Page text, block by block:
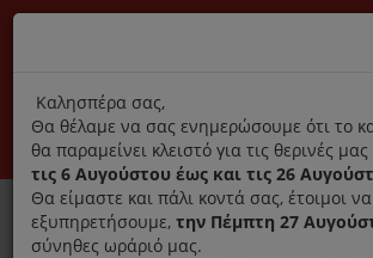
Αποκλειστικά γνήσια ανταλλακτικά
Σύνδεση Εγγραφή
title
Καλησπέρα σας,
Θα θέλαμε να σας ενημερώσουμε ότι το
θα παραμείνει κλειστό για τις θερινές
τις 6 Αυγούστου έως και τις 26
Θα είμαστε και πάλι κοντά σας, έτοιμοι
εξυπηρετήσουμε, την Πέμπτη 27
σύνηθες ωράριό μας.